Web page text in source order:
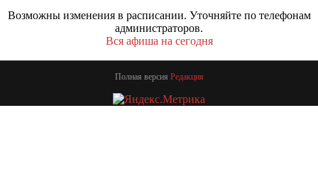
Возможны изменения в расписании. Уточняйте по телефонам
администраторов.
Вся афиша на сегодня
Полная версия Редакция